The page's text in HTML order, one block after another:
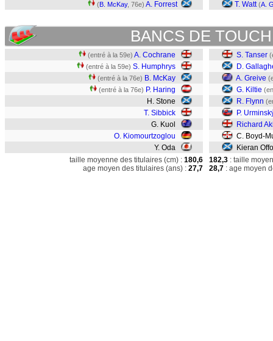
(B. McKay, 76e) A. Forrest T. Watt (A.
BANCS DE
(entré à la 59e) A. Cochrane
(entré à la 59e) S. Humphrys
(entré à la 76e) B. McKay
(entré à la 76e) P. Haring
H. Stone
T. Sibbick
G. Kuol
O. Kiomourtzoglou
Y. Oda
S. Tanser
D.
A. Greive
G. Kiltie
R. Flynn
P.
Richard
C. Boyd-
Kieran
taille moyenne des titulaires (cm) : 180,6
age moyen des titulaires (ans) : 27,7
182,3 : taille
28,7 : age moyen